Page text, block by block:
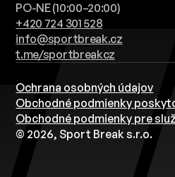
PO-NE (10:00–20:00)
+420 724 301 528
info@sportbreak.cz
t.me/sportbreakcz
Ochrana osobných údajov
Obchodné podmienky
Obchodné podmienky pre
© 2026, Sport Break s.r.o.